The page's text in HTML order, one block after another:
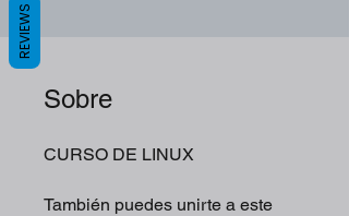
Sobre
CURSO DE LINUX
También puedes unirte a este
REVIEWS